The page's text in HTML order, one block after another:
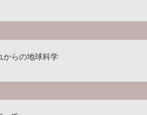
からの地球科学